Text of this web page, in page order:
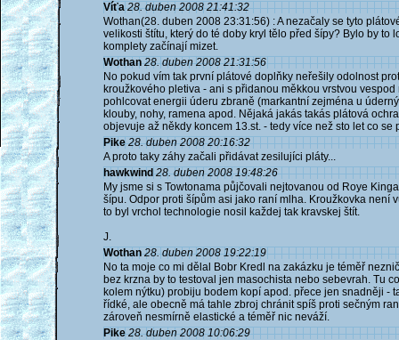
Víťa 28. duben 2008 21:41:32
Wothan(28. duben 2008 23:31:56) : A nezačaly se tyto
velikosti štítu, který do té doby kryl tělo před šípy? Bylo by to
komplety začínají mizet.
Wothan 28. duben 2008 21:31:56
No pokud vím tak první plátové doplňky neřešily odolnost
kroužkového pletiva - ani s přidanou měkkou vrstvou
pohlcovat energii úderu zbraně (markantní zejména u
klouby, nohy, ramena apod. Nějaká jakás takás plátová
objevuje až někdy koncem 13.st. - tedy více než sto let co se
Pike 28. duben 2008 20:16:32
A proto taky záhy začali přidávat zesilujíci pláty...
hawkwind 28. duben 2008 19:48:26
My jsme si s Towtonama půjčovali nejtovanou od Roye
šípu. Odpor proti šípům asi jako raní mlha. Kroužkovka není
to byl vrchol technologie nosil každej tak kravskej štít.
J.
Wothan 28. duben 2008 19:22:19
No ta moje co mi dělal Bobr Kredl na zakázku je téměř
bez krzna by to testoval jen masochista nebo sebevrah. Tu
kolem nýtku) probiju bodem kopí apod. přece jen snadněji -
řídké, ale obecně má tahle zbroj chránit spíš proti sečným
zároveň nesmírně elastické a téměř nic neváží.
Pike 28. duben 2008 10:06:29